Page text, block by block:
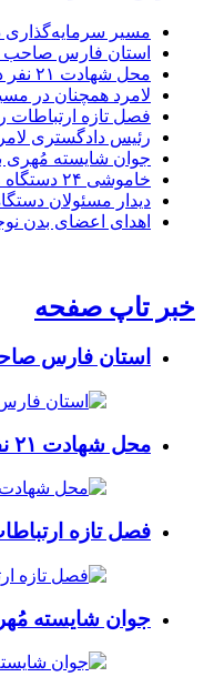
مسیر
استان فارس صاحب
محل شهادت ۲۱ نفر در لامرد در مسیر ثبت ملی قرار گرفت
لامرد همچنان در
فصل تازه ارتباطات
رئیس دادگستری
جوان شایسته مُهری
خاموشی ۲۴ دستگاه ماینر فاقد مجوز در لامرد
دیدار مسئولان
اهدای اعضای بدن
خبر تاپ صفحه
استان فارس
محل شهادت ۲۱ نفر در لامرد در مسیر ثبت ملی قرار گرفت
فصل تازه
جوان شایسته